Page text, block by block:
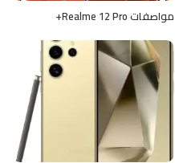
مواصفات Realme 12 Pro+